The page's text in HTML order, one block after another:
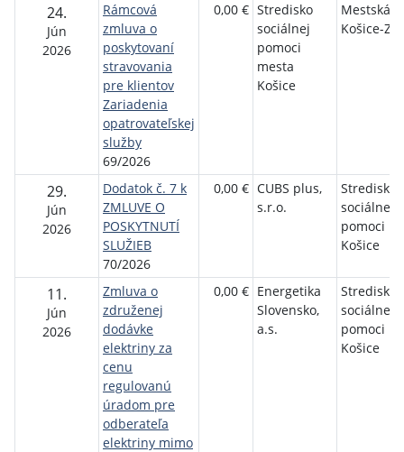
24.
Jún
2026
Rámcová
zmluva o
poskytovaní
stravovania
pre klientov
Zariadenia
opatrovateľskej
služby
69/2026
0,00 € Stredisko
sociálnej
pomoci
mesta
Košice
Mestská
Košice-
29.
Jún
2026
Dodatok č. 7 k
ZMLUVE O
POSKYTNUTÍ
SLUŽIEB
70/2026
0,00 € CUBS plus,
s.r.o.
Stredisko
sociálnej
pomoci
Košice
11.
Jún
2026
Zmluva o
združenej
dodávke
elektriny za
cenu
regulovanú
úradom pre
odberateľa
elektriny mimo
0,00 € Energetika
Slovensko,
a.s.
Stredisko
sociálnej
pomoci
Košice